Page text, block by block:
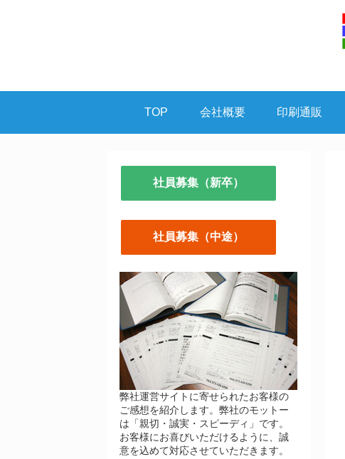
TOP 会社概要 印刷通販
社員募集（新卒）
社員募集（中途）
弊社運営サイトに寄せられたお客様の
ご感想を紹介します。弊社のモットー
は「親切・誠実・スピーディ」です。
お客様にお喜びいただけるように、誠
意を込めて対応させていただきます。